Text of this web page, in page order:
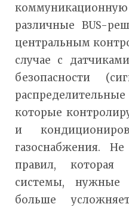
различные BUS-
центральным
случае с
безопасности
которые
и
газоснабжения.
правил, которая
системы,
больше